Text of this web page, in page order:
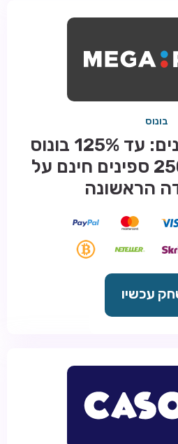
בונוס
בונוס קבלת פנים: עד 125% בונוס
עד €450 + 250 ספינים חינם על
הראשונה
עכשיו